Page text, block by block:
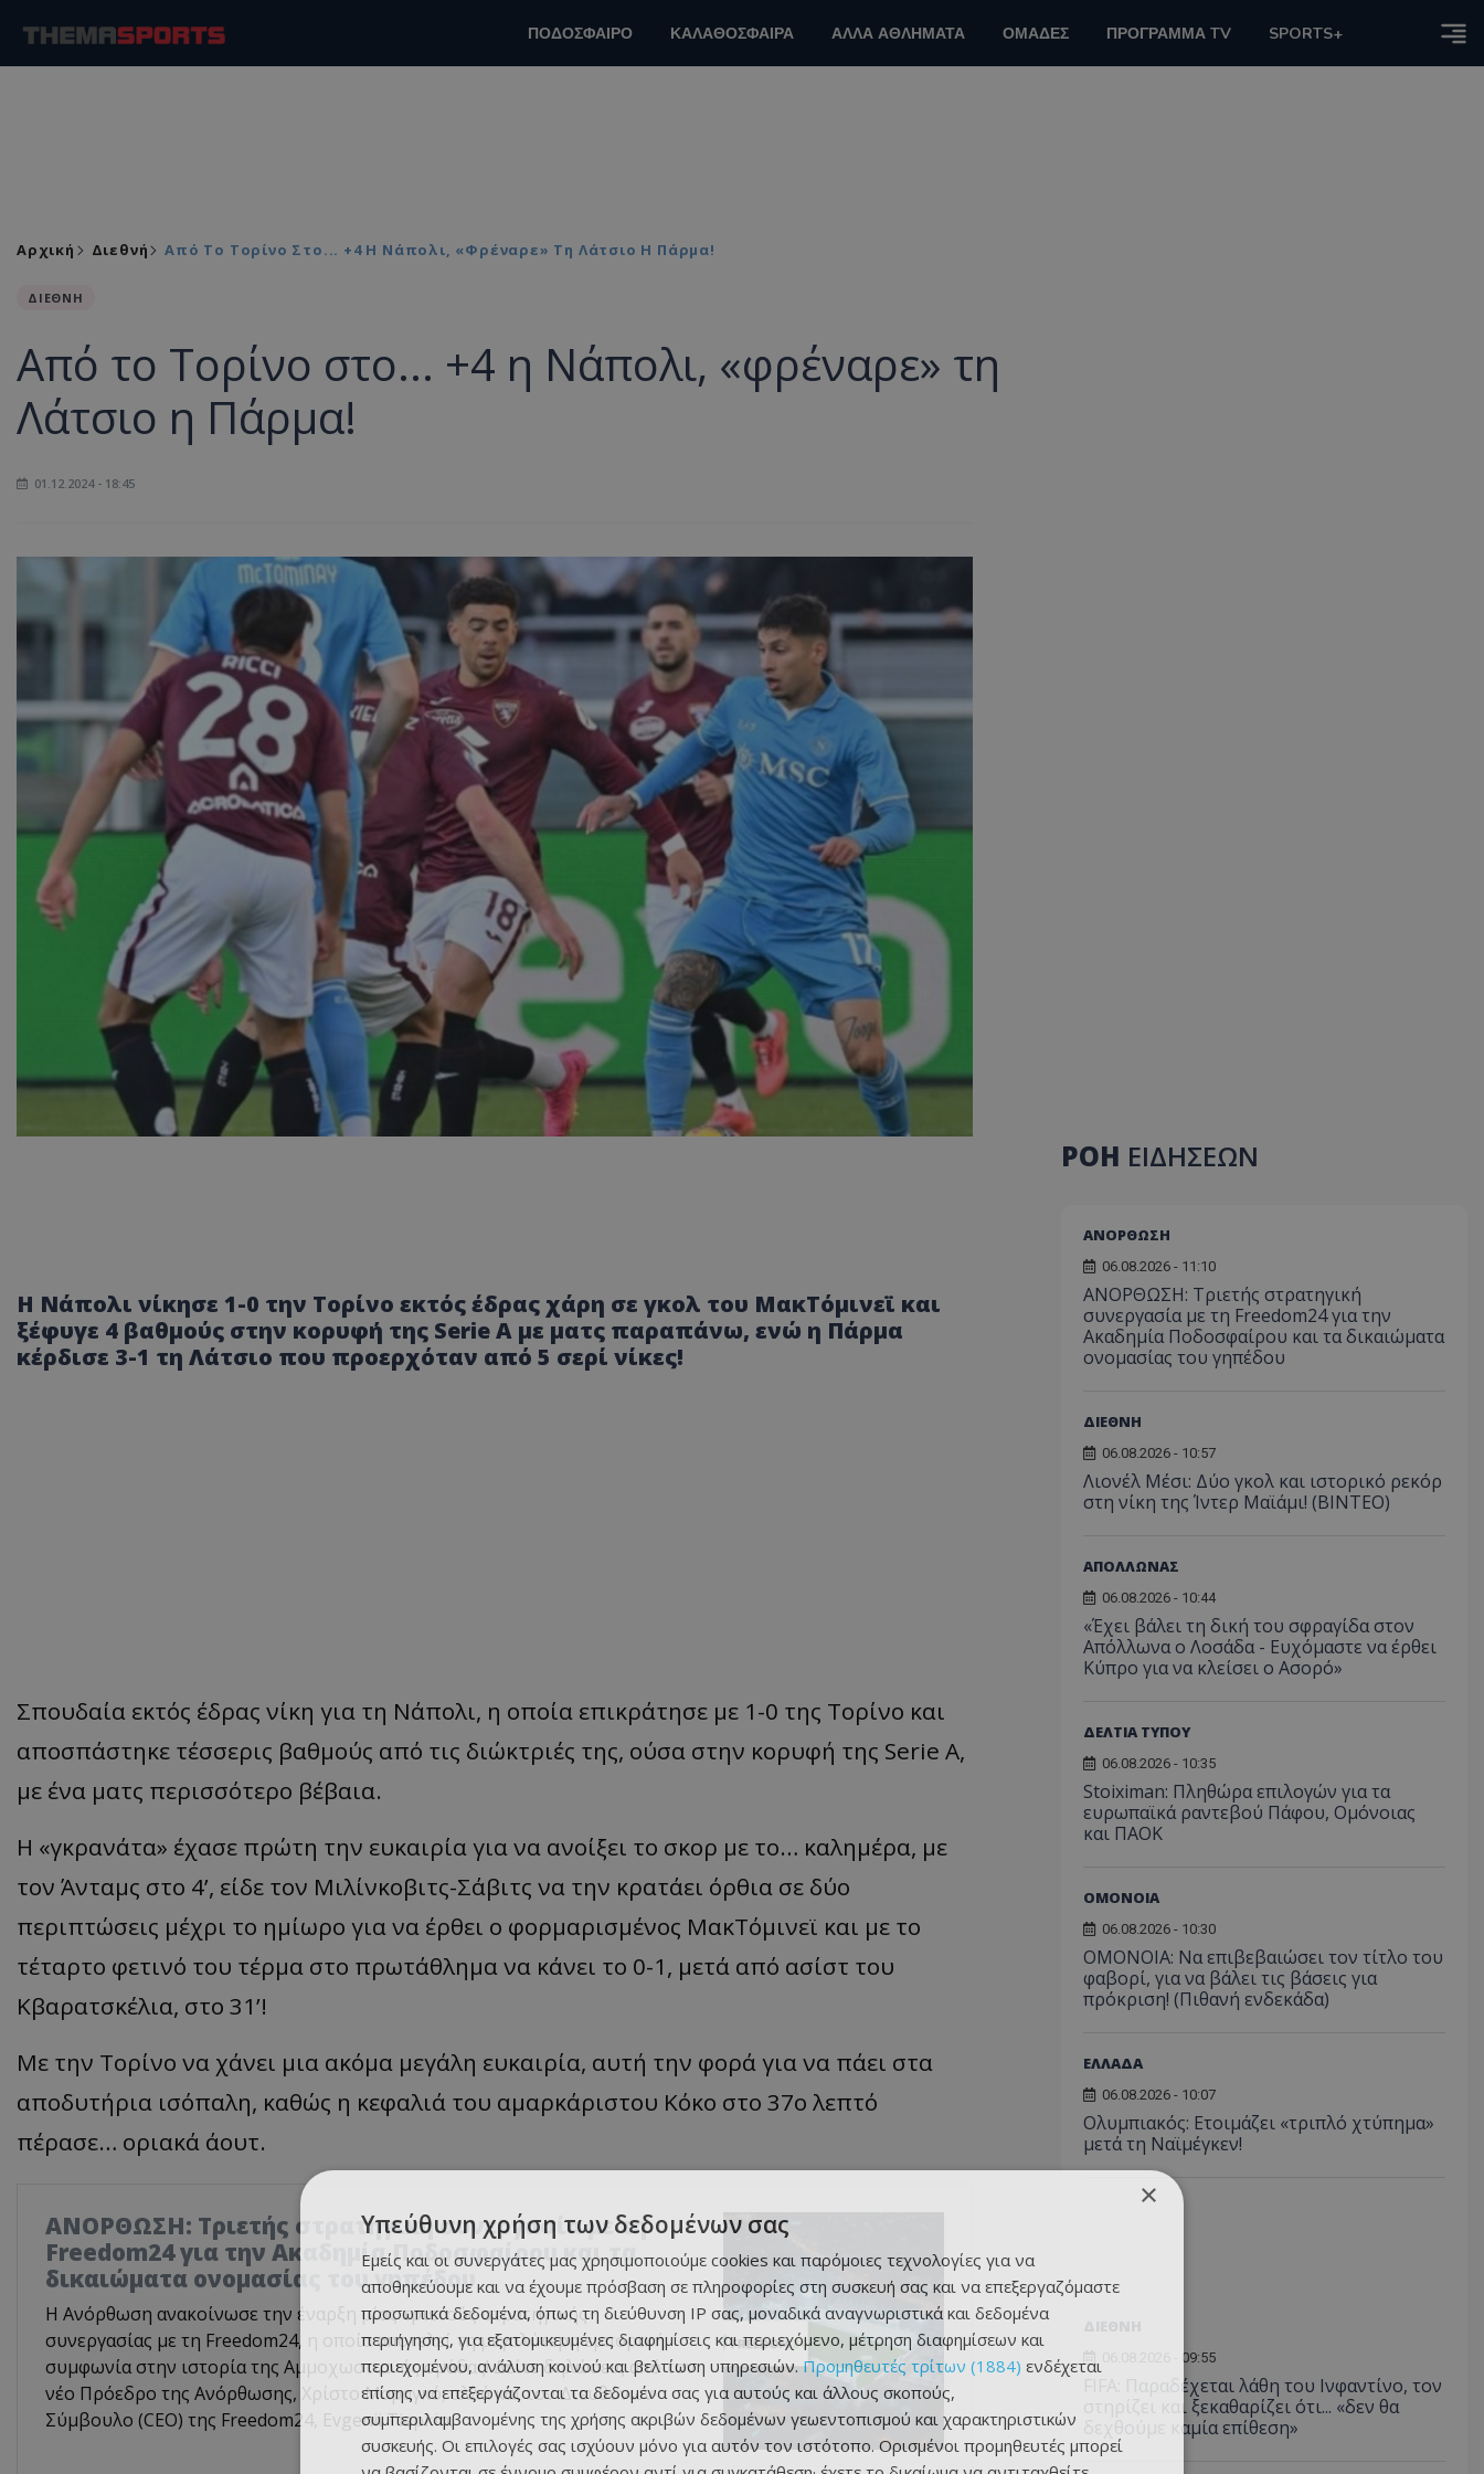
ΠΟΔΟΣΦΑΙΡΟ ΚΑΛΑΘΟΣΦΑΙΡΑ ΑΛΛΑ ΑΘΛΗΜΑΤΑ ΟΜΑΔΕΣ ΠΡΟΓΡΑΜΜΑ TV SPORTS+
Αρχική Διεθνή Από Το Τορίνο Στο... +4 Η Νάπολι, «φρέναρε» Τη Λάτσιο Η Πάρμα!
ΔΙΕΘΝΗ
Από το Τορίνο στο... +4 η Νάπολι, «φρέναρε» τη
Λάτσιο η Πάρμα!
01.12.2024 - 18:45
Η Νάπολι νίκησε 1-0 την Τορίνο εκτός έδρας χάρη σε γκολ του ΜακΤόμινεϊ και
ξέφυγε 4 βαθμούς στην κορυφή της Serie A με ματς παραπάνω, ενώ η Πάρμα
κέρδισε 3-1 τη Λάτσιο που προερχόταν από 5 σερί νίκες!
Σπουδαία εκτός έδρας νίκη για τη Νάπολι, η οποία επικράτησε με 1-0 της Τορίνο και
αποσπάστηκε τέσσερις βαθμούς από τις διώκτριές της, ούσα στην κορυφή της Serie A,
με ένα ματς περισσότερο βέβαια.
Η «γκρανάτα» έχασε πρώτη την ευκαιρία για να ανοίξει το σκορ με το… καλημέρα, με
τον Άνταμς στο 4’, είδε τον Μιλίνκοβιτς-Σάβιτς να την κρατάει όρθια σε δύο
περιπτώσεις μέχρι το ημίωρο για να έρθει ο φορμαρισμένος ΜακΤόμινεϊ και με το
τέταρτο φετινό του τέρμα στο πρωτάθλημα να κάνει το 0-1, μετά από ασίστ του
Κβαρατσκέλια, στο 31’!
Με την Τορίνο να χάνει μια ακόμα μεγάλη ευκαιρία, αυτή την φορά για να πάει στα
αποδυτήρια ισόπαλη, καθώς η κεφαλιά του αμαρκάριστου Κόκο στο 37ο λεπτό
πέρασε… οριακά άουτ.
ΑΝΟΡΘΩΣΗ: Τριετής στρατηγική συνεργασία με τη
Freedom24 για την Ακαδημία Ποδοσφαίρου και τα
δικαιώματα ονομασίας του γηπέδου
Η Ανόρθωση ανακοίνωσε την έναρξη μίας τριετούς στρατηγικής
συνεργασίας με τη Freedom24, η οποία αποτελεί τη μεγαλύτερη εμπορική
συμφωνία στην ιστορία της Αμμοχωστιανής ομάδας! Δείτε δηλώσεις από τον
νέο Πρόεδρο της Ανόρθωσης, Χρίστο Μαραγκό, αλλά και τον Διευθύνων
Σύμβουλο (CEO) της Freedom24, Evgenii Tiapkin.
ΡΟΗ ΕΙΔΗΣΕΩΝ
ΑΝΟΡΘΩΣΗ
06.08.2026 - 11:10
ΑΝΟΡΘΩΣΗ: Τριετής στρατηγική
συνεργασία με τη Freedom24 για την
Ακαδημία Ποδοσφαίρου και τα δικαιώματα
ονομασίας του γηπέδου
ΔΙΕΘΝΗ
06.08.2026 - 10:57
Λιονέλ Μέσι: Δύο γκολ και ιστορικό ρεκόρ
στη νίκη της Ίντερ Μαϊάμι! (ΒΙΝΤΕΟ)
ΑΠΟΛΛΩΝΑΣ
06.08.2026 - 10:44
«Έχει βάλει τη δική του σφραγίδα στον
Απόλλωνα ο Λοσάδα - Ευχόμαστε να έρθει
Κύπρο για να κλείσει ο Ασορό»
ΔΕΛΤΙΑ ΤΥΠΟΥ
06.08.2026 - 10:35
Stoiximan: Πληθώρα επιλογών για τα
ευρωπαϊκά ραντεβού Πάφου, Ομόνοιας
και ΠΑΟΚ
ΟΜΟΝΟΙΑ
06.08.2026 - 10:30
ΟΜΟΝΟΙΑ: Να επιβεβαιώσει τον τίτλο του
φαβορί, για να βάλει τις βάσεις για
πρόκριση! (Πιθανή ενδεκάδα)
ΕΛΛΑΔΑ
06.08.2026 - 10:07
Ολυμπιακός: Ετοιμάζει «τριπλό χτύπημα»
μετά τη Ναϊμέγκεν!
06.08.2026 - 09:55
FIFA: Παραδέχεται λάθη του Ινφαντίνο, τον
στηρίζει και ξεκαθαρίζει ότι... «δεν θα
δεχθούμε καμία επίθεση»
×
Υπεύθυνη χρήση των δεδομένων σας
Εμείς και οι συνεργάτες μας χρησιμοποιούμε cookies και παρόμοιες τεχνολογίες για να
αποθηκεύουμε και να έχουμε πρόσβαση σε πληροφορίες στη συσκευή σας και να επεξεργαζόμαστε
προσωπικά δεδομένα, όπως τη διεύθυνση IP σας, μοναδικά αναγνωριστικά και δεδομένα
περιήγησης, για εξατομικευμένες διαφημίσεις και περιεχόμενο, μέτρηση διαφημίσεων και
περιεχομένου, ανάλυση κοινού και βελτίωση υπηρεσιών.Προμηθευτές τρίτων (1884) ενδέχεται
επίσης να επεξεργάζονται τα δεδομένα σας για αυτούς και άλλους σκοπούς,
συμπεριλαμβανομένης της χρήσης ακριβών δεδομένων γεωεντοπισμού και χαρακτηριστικών
συσκευής. Οι επιλογές σας ισχύουν μόνο για αυτόν τον ιστότοπο. Ορισμένοι προμηθευτές μπορεί